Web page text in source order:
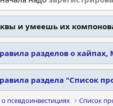
и умеешь их
разделов о
раздела "Список
псевдоинвестициях Список